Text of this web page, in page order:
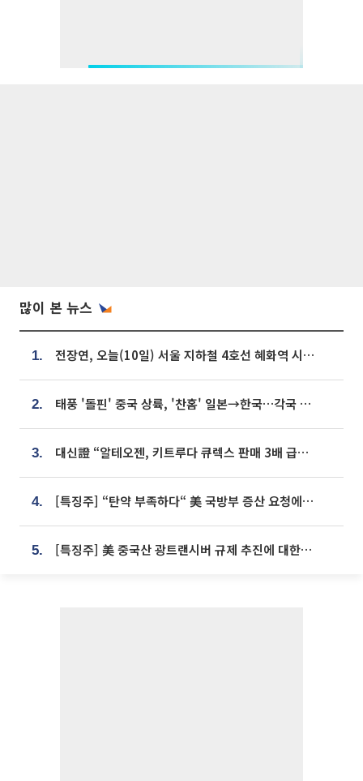
많이 본 뉴스
1. 전장연, 오늘(10일) 서울 지하철 4호선 혜화역 시위…1호선 용산역 무정차
2. 태풍 '돌핀' 중국 상륙, '찬홈' 일본→한국…각국 기상청 예상 경로는?
3. 대신證 “알테오젠, 키트루다 큐렉스 판매 3배 급증…목표가 41만원 상향”
4. [특징주] “탄약 부족하다“ 美 국방부 증산 요청에⋯국내 방산주 급등세
5. [특징주] 美 중국산 광트랜시버 규제 추진에 대한광통신 등 광통신株 강세